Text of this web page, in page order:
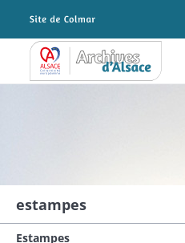
Archives Alsace - Colmar
estampes
Estampes